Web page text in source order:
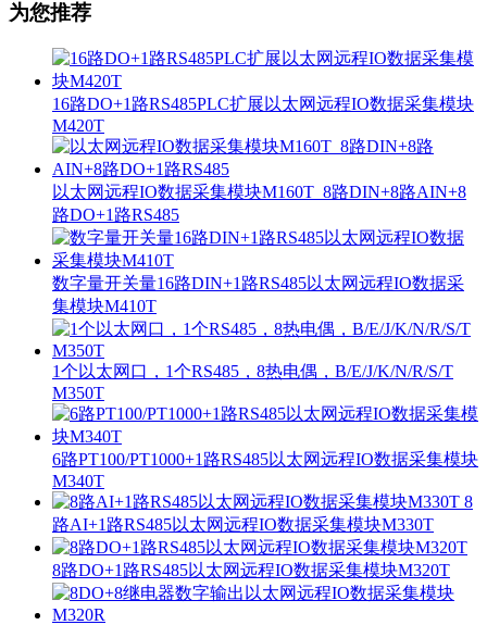
为您推荐
16路DO+1路RS485PLC扩展以太网远程IO数据采集模块
M420T
以太网远程IO数据采集模块M160T_8路DIN+8路AIN+8
路DO+1路RS485
数字量开关量16路DIN+1路RS485以太网远程IO数据采
集模块M410T
1个以太网口，1个RS485，8热电偶，B/E/J/K/N/R/S/T
M350T
6路PT100/PT1000+1路RS485以太网远程IO数据采集模块
M340T
8
路AI+1路RS485以太网远程IO数据采集模块M330T
8路DO+1路RS485以太网远程IO数据采集模块M320T